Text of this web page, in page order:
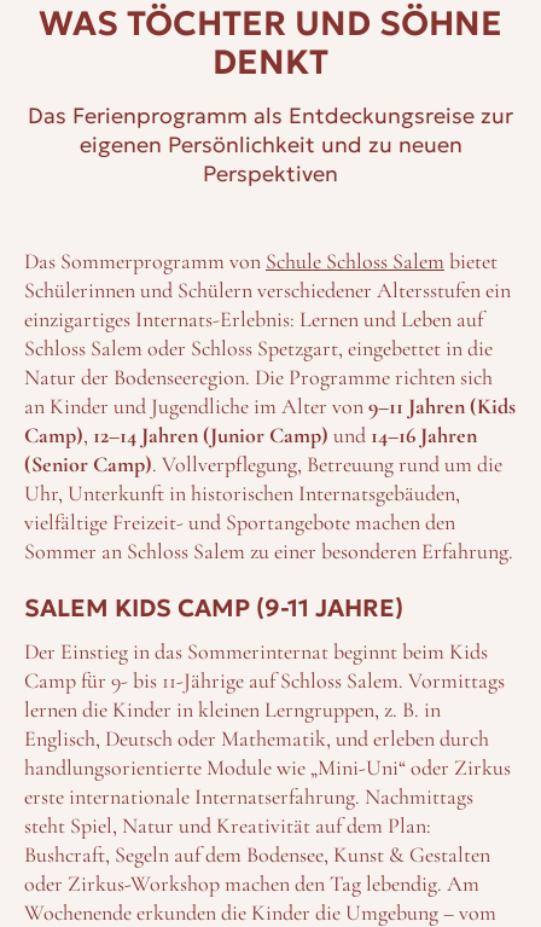
WAS TÖCHTER UND SÖHNE
DENKT
Das Ferienprogramm als Entdeckungsreise zur
eigenen Persönlichkeit und zu neuen
Perspektiven
Das Sommerprogramm von Schule Schloss Salem bietet
Schülerinnen und Schülern verschiedener Altersstufen ein
einzigartiges Internats-Erlebnis: Lernen und Leben auf
Schloss Salem oder Schloss Spetzgart, eingebettet in die
Natur der Bodenseeregion. Die Programme richten sich
an Kinder und Jugendliche im Alter von9–11 Jahren (Kids
Camp), 12–14 Jahren (Junior Camp) und 14–16 Jahren
(Senior Camp). Vollverpflegung, Betreuung rund um die
Uhr, Unterkunft in historischen Internatsgebäuden,
vielfältige Freizeit- und Sportangebote machen den
Sommer an Schloss Salem zu einer besonderen Erfahrung.
SALEM KIDS CAMP (9-11 JAHRE)
Der Einstieg in das Sommerinternat beginnt beim Kids
Camp für 9- bis 11-Jährige auf Schloss Salem. Vormittags
lernen die Kinder in kleinen Lerngruppen, z. B. in
Englisch, Deutsch oder Mathematik, und erleben durch
handlungsorientierte Module wie „Mini-Uni“ oder Zirkus
erste internationale Internatserfahrung. Nachmittags
steht Spiel, Natur und Kreativität auf dem Plan:
Bushcraft, Segeln auf dem Bodensee, Kunst & Gestalten
oder Zirkus-Workshop machen den Tag lebendig. Am
Wochenende erkunden die Kinder die Umgebung – vom